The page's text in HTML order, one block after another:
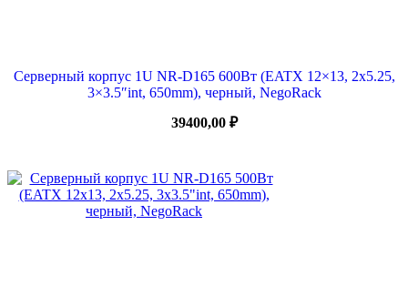
Серверный корпус 1U NR-D165 600Вт (EATX 12×13, 2х5.25,
3×3.5″int, 650mm), черный, NegoRack
39400,00 ₽